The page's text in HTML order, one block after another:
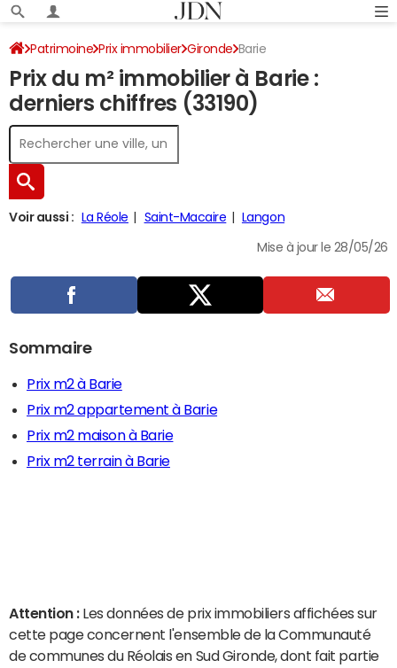
Patrimoine Prix immobilier Gironde Barie
Prix du m² immobilier à Barie :
derniers chiffres (33190)
Voir aussi : La Réole Saint-Macaire Langon
Mise à jour le 28/05/26
Sommaire
Prix m2 à Barie
Prix m2 appartement à Barie
Prix m2 maison à Barie
Prix m2 terrain à Barie
Attention : Les données de prix immobiliers affichées sur
cette page concernent l'ensemble de la Communauté
de communes du Réolais en Sud Gironde, dont fait partie